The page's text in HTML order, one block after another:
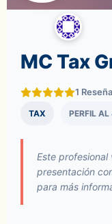
MC Tax
1
TAX PERFIL
Este
presentación
para más